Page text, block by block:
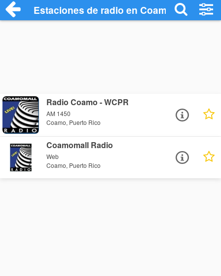
Estaciones de radio en Coamo -
Radio Coamo - WCPR
AM 1450
Coamo, Puerto Rico
Coamomall Radio
Web
Coamo, Puerto Rico